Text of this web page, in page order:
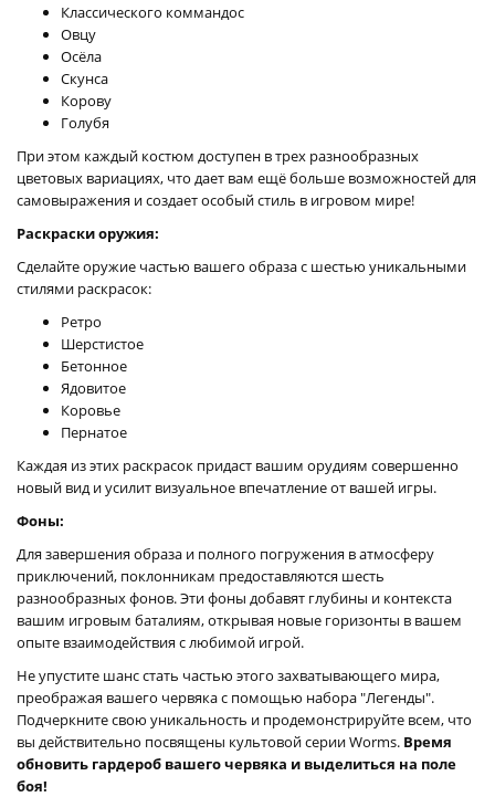
Классического коммандос
Овцу
Осёла
Скунса
Корову
Голубя
При этом каждый костюм доступен в трех разнообразных
цветовых вариациях, что дает вам ещё больше возможностей для
самовыражения и создает особый стиль в игровом мире!
Раскраски оружия:
Сделайте оружие частью вашего образа с шестью уникальными
стилями раскрасок:
Ретро
Шерстистое
Бетонное
Ядовитое
Коровье
Пернатое
Каждая из этих раскрасок придаст вашим орудиям совершенно
новый вид и усилит визуальное впечатление от вашей игры.
Фоны:
Для завершения образа и полного погружения в атмосферу
приключений, поклонникам предоставляются шесть
разнообразных фонов. Эти фоны добавят глубины и контекста
вашим игровым баталиям, открывая новые горизонты в вашем
опыте взаимодействия с любимой игрой.
Не упустите шанс стать частью этого захватывающего мира,
преображая вашего червяка с помощью набора "Легенды".
Подчеркните свою уникальность и продемонстрируйте всем, что
вы действительно посвящены культовой серии Worms. Время
обновить гардероб вашего червяка и выделиться на поле
боя!